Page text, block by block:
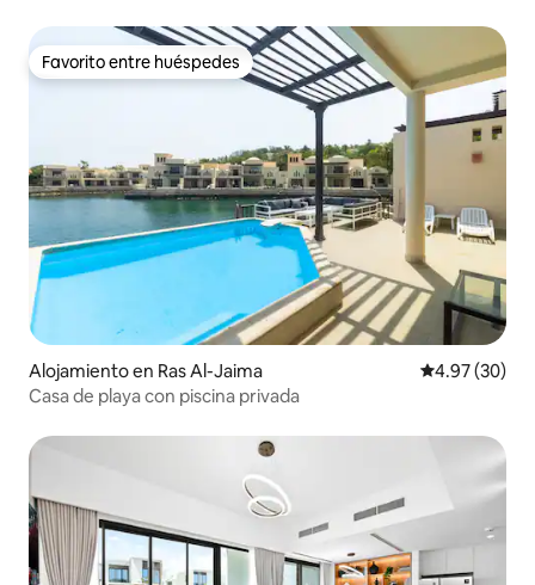
Favorito entre huéspedes
Favorito entre huéspedes
Alojamiento en Ras Al-Jaima Calificación
4.97 (30)
Casa de playa con piscina privada